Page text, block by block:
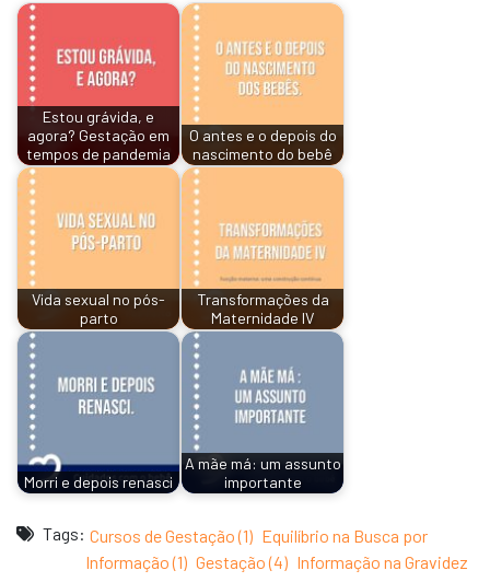
Estou grávida, e
agora? Gestação em
tempos de pandemia
O antes e o depois do
nascimento do bebê
Vida sexual no pós-
parto
Transformações da
Maternidade IV
Morri e depois renasci
A mãe má: um assunto
importante
Tags: Cursos de Gestação (1) Equilíbrio na Busca por
Informação (1) Gestação (4) Informação na Gravidez